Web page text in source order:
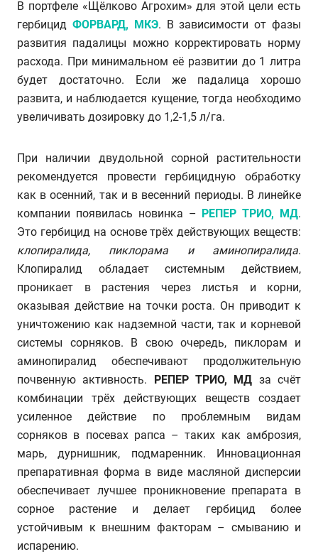
В портфеле «Щёлково Агрохим» для этой цели есть
гербицид ФОРВАРД, МКЭ. В зависимости от фазы
развития падалицы можно корректировать норму
расхода. При минимальном её развитии до 1 литра
будет достаточно. Если же падалица хорошо
развита, и наблюдается кущение, тогда необходимо
увеличивать дозировку до 1,2-1,5 л/га.
При наличии двудольной сорной растительности
рекомендуется провести гербицидную обработку
как в осенний, так и в весенний периоды. В линейке
компании появилась новинка – РЕПЕР ТРИО, МД.
Это гербицид на основе трёх действующих веществ:
клопиралида, пиклорама и аминопиралида.
Клопиралид обладает системным действием,
проникает в растения через листья и корни,
оказывая действие на точки роста. Он приводит к
уничтожению как надземной части, так и корневой
системы сорняков. В свою очередь, пиклорам и
аминопиралид обеспечивают продолжительную
почвенную активность. РЕПЕР ТРИО, МД за счёт
комбинации трёх действующих веществ создает
усиленное действие по проблемным видам
сорняков в посевах рапса – таких как амброзия,
марь, дурнишник, подмаренник. Инновационная
препаративная форма в виде масляной дисперсии
обеспечивает лучшее проникновение препарата в
сорное растение и делает гербицид более
устойчивым к внешним факторам – смыванию и
испарению.